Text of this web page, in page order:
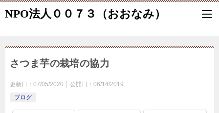
NPO法人００７３（おおなみ）
さつま芋の栽培の協力
更新日： 07/05/2020 公開日： 06/14/2019
ブログ